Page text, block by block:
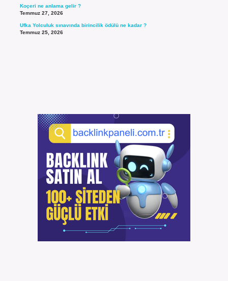
Koçeri ne anlama gelir ?
Temmuz 27, 2026
Ufka Yolculuk sınavında birincilik ödülü ne kadar ?
Temmuz 25, 2026